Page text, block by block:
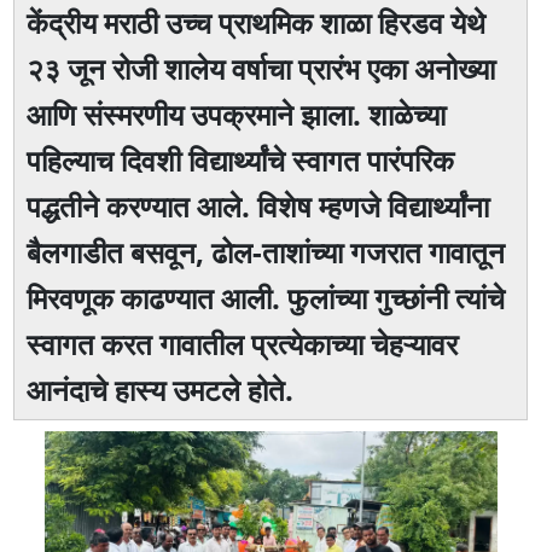
केंद्रीय मराठी उच्च प्राथमिक शाळा हिरडव येथे
२३ जून रोजी शालेय वर्षाचा प्रारंभ एका अनोख्या
आणि संस्मरणीय उपक्रमाने झाला. शाळेच्या
पहिल्याच दिवशी विद्यार्थ्यांचे स्वागत पारंपरिक
पद्धतीने करण्यात आले. विशेष म्हणजे विद्यार्थ्यांना
बैलगाडीत बसवून, ढोल-ताशांच्या गजरात गावातून
मिरवणूक काढण्यात आली. फुलांच्या गुच्छांनी त्यांचे
स्वागत करत गावातील प्रत्येकाच्या चेहऱ्यावर
आनंदाचे हास्य उमटले होते.